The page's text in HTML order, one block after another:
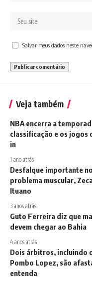
Salvar meus dados neste
Veja também
NBA encerra a
classificação e os jogos
in
1 ano atrás
Desfalque importante
problema muscular,
Ituano
3 anos atrás
Guto Ferreira diz que
devem chegar ao Bahia
4 anos atrás
Dois árbitros, incluindo
Pombo Lopez, são
entenda